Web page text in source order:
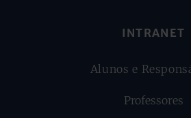
INTRANET
Alunos e
Professores